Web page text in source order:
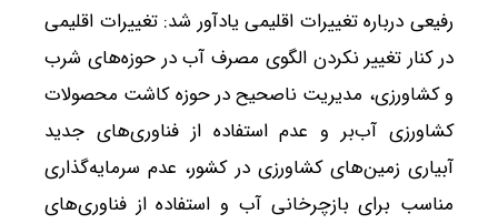
رفیعی درباره تغییرات اقلیمی یادآور شد: تغییرات اقلیمی
در کنار تغییر نکردن الگوی مصرف آب در حوزه‌های شرب
و کشاورزی، مدیریت ناصحیح در حوزه کاشت محصولات
کشاورزی آب‌بر و عدم استفاده از فناوری‌های جدید
آبیاری زمین‌های کشاورزی در کشور، عدم سرمایه‌گذاری
مناسب برای بازچرخانی آب و استفاده از فناوری‌های